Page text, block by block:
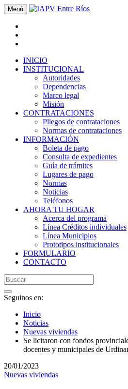
Menú
INICIO
INSTITUCIONAL
Autoridades
Dependencias
Marco legal
Misión
CONTRATACIONES
Pliegos de contrataciones
Normas de contrataciones
INFORMACIÓN
Boleta de pago
Consulta de expedientes
Guía de trámites
Lugares de pago
Normas
Noticias
Teléfonos
AHORA TU HOGAR
Acerca del programa
Línea Créditos individuales
Línea Municipios
Prototipos institucionales
FORMULARIO
CONTACTO
Seguinos en:
Inicio
Noticias
Nuevas viviendas
Se licitaron con fondos
docentes y municipales de
20/01/2023
Nuevas viviendas